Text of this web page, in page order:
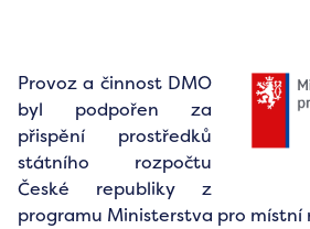
Provoz a činnost DMO
byl podpořen za
přispění prostředků
státního rozpočtu
České republiky z
programu Ministerstva pro místní